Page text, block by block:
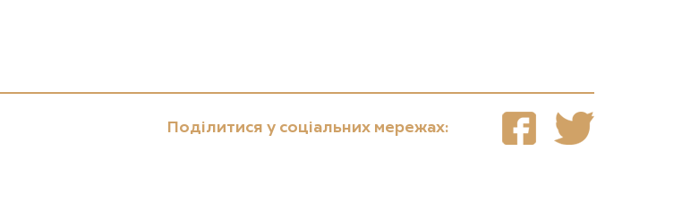
Поділитися у соціальних мережах: